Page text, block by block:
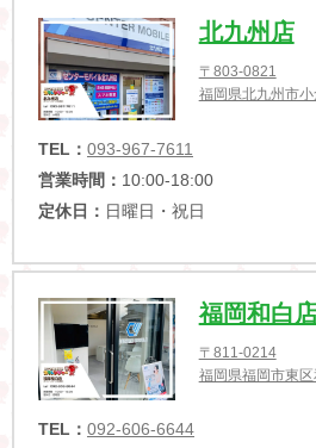
北九州店
〒803-0821
福岡県北九州市
TEL： 093-967-7611
営業時間： 10:00-18:00
定休日： 日曜日・祝日
福岡和白
〒811-0214
福岡県福岡市東
TEL： 092-606-6644